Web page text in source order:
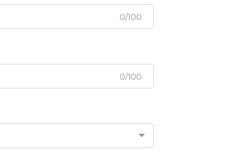
0/100
0/100